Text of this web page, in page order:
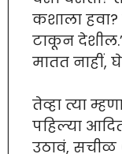
कशाला
टाकून देशील.”
मातत नाहीं,
तेव्हा त्या
पहिल्या
उठावं, सचीळ